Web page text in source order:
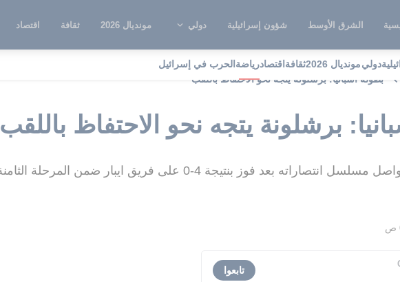
الشرق الأوسط شؤون إسرائيلية دولي مونديال 2026 ثقافة اقتصاد
دوليمونديال 2026 ثقافة اقتصادرياضة الحرب في إسرائيل
بطولة اسبانيا: برشلونة يتجه نحو الاحتفاظ باللقب
برشلونة يتجه نحو الاحتفاظ باللقب
بعد فوز بنتيجة 4-0 على فريق ايبار ضمن المرحلة الثامنة والعشرين
تابعوا